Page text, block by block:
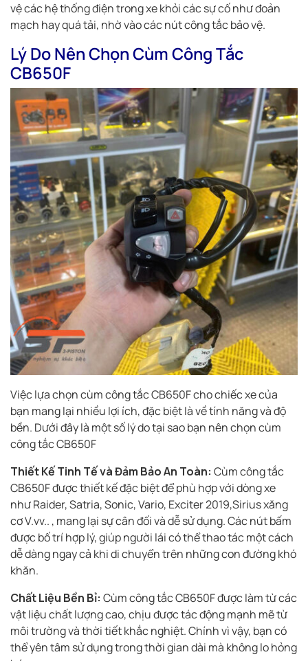
vệ các hệ thống điện trong xe khỏi các sự cố như đoản
mạch hay quá tải, nhờ vào các nút công tắc bảo vệ.
Lý Do Nên Chọn Cùm Công Tắc
CB650F
Việc lựa chọn cùm công tắc CB650F cho chiếc xe của
bạn mang lại nhiều lợi ích, đặc biệt là về tính năng và độ
bền. Dưới đây là một số lý do tại sao bạn nên chọn cùm
công tắc CB650F
Thiết Kế Tinh Tế và Đảm Bảo An Toàn: Cùm công tắc
CB650F được thiết kế đặc biệt để phù hợp với dòng xe
như Raider, Satria, Sonic, Vario, Exciter 2019,Sirius xăng
cơ V.vv.. , mang lại sự cân đối và dễ sử dụng. Các nút bấm
được bố trí hợp lý, giúp người lái có thể thao tác một cách
dễ dàng ngay cả khi di chuyển trên những con đường khó
khăn.
Chất Liệu Bền Bỉ: Cùm công tắc CB650F được làm từ các
vật liệu chất lượng cao, chịu được tác động mạnh mẽ từ
môi trường và thời tiết khắc nghiệt. Chính vì vậy, bạn có
thể yên tâm sử dụng trong thời gian dài mà không lo hỏng